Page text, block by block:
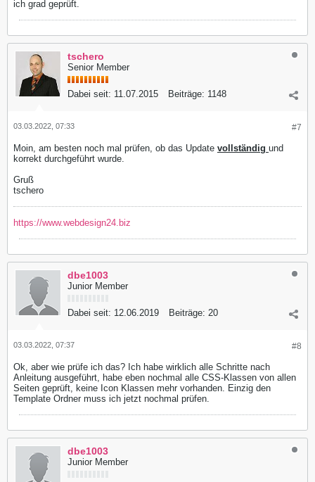
ich grad geprüft.
tschero
Senior Member
Dabei seit: 11.07.2015 Beiträge: 1148
#7
03.03.2022, 07:33
Moin, am besten noch mal prüfen, ob das Update vollständig und
korrekt durchgeführt wurde.
Gruß
tschero
https://www.webdesign24.biz
dbe1003
Junior Member
Dabei seit: 12.06.2019 Beiträge: 20
#8
03.03.2022, 07:37
Ok, aber wie prüfe ich das? Ich habe wirklich alle Schritte nach
Anleitung ausgeführt, habe eben nochmal alle CSS-Klassen von allen
Seiten geprüft, keine Icon Klassen mehr vorhanden. Einzig den
Template Ordner muss ich jetzt nochmal prüfen.
dbe1003
Junior Member